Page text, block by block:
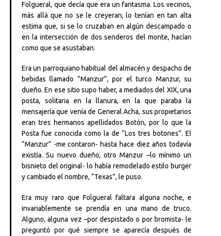
Folgueral, que decía que era un fantasma. Los vecinos,
más allá que no se le creyeran, lo tenían en tan alta
estima que, si se lo cruzaban en algún descampado o
en la intersección de dos senderos del monte, hacían
como que se asustaban.
Era un parroquiano habitual del almacén y despacho de
bebidas llamado “Manzur”, por el turco Manzur, su
dueño. En ese sitio supo haber, a mediados del XIX, una
posta, solitaria en la llanura, en la que paraba la
mensajería que venía de General Acha, sus propietarios
eran tres hermanos apellidados Botón, por lo que la
Posta fue conocida como la de “Los tres botones”. El
“Manzur” -me contaron- hasta hace diez años todavía
existía. Su nuevo dueño, otro Manzur –lo mínimo un
bisnieto del original- lo había remodelado estilo burger
y cambiado el nombre, “Texas”, le puso.
Era muy raro que Folgueral faltara alguna noche, e
invariablemente se prendía en una mano de truco.
Alguno, alguna vez –por despistado o por bromista- le
preguntó por qué siempre se aparecía después de